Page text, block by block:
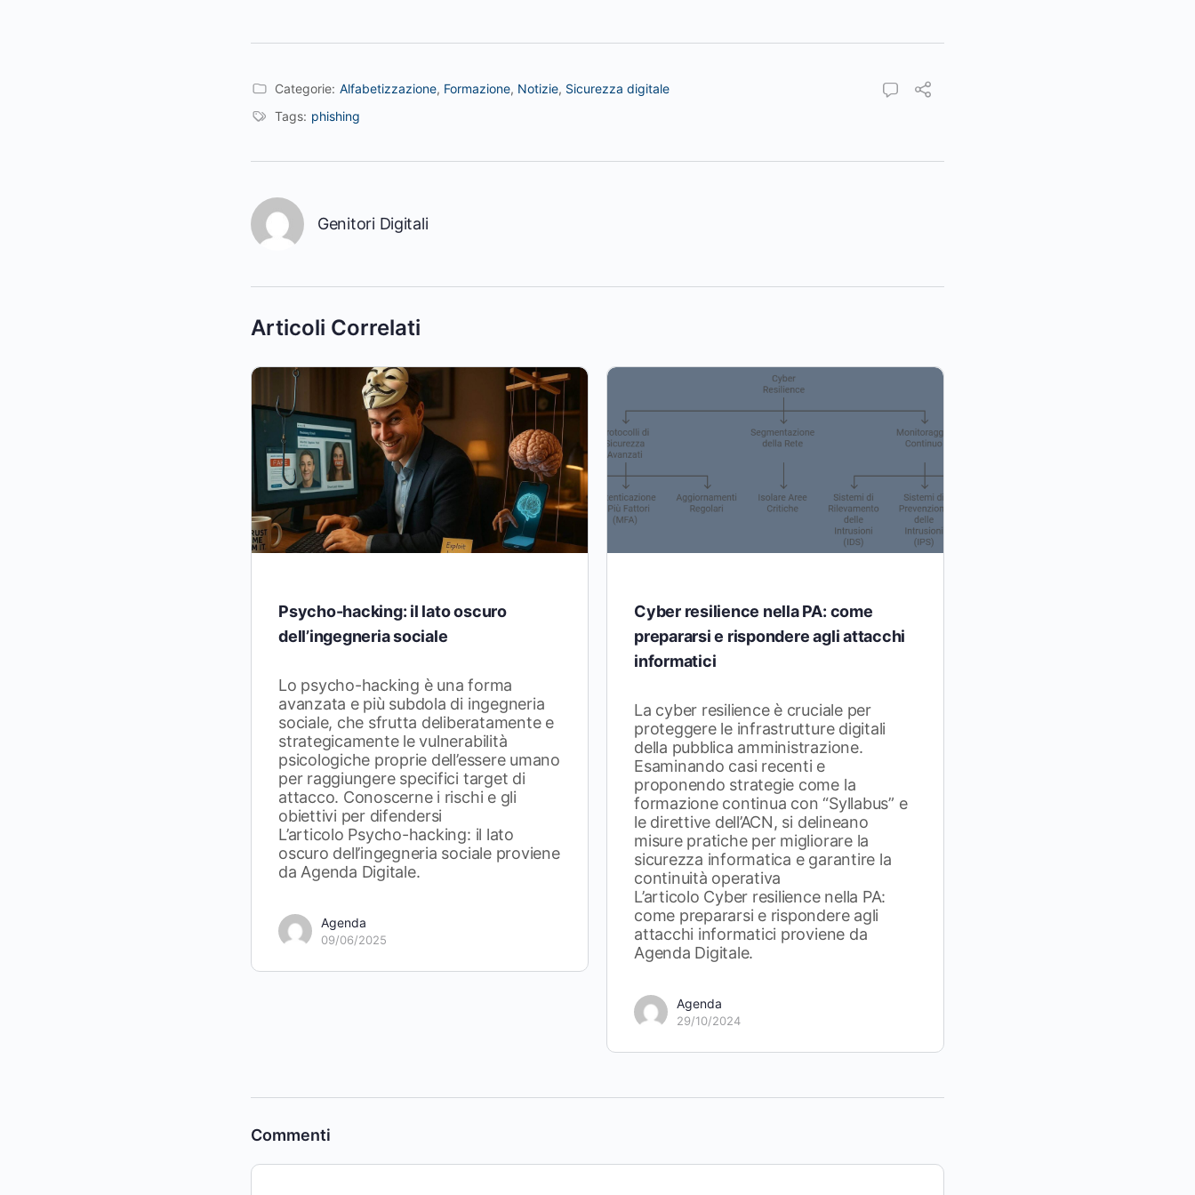
Categorie: Alfabetizzazione, Formazione, Notizie, Sicurezza digitale
Tags: phishing
Genitori Digitali
Articoli Correlati
Psycho-hacking: il lato oscuro
dell’ingegneria sociale
Lo psycho-hacking è una forma
avanzata e più subdola di ingegneria
sociale, che sfrutta deliberatamente e
strategicamente le vulnerabilità
psicologiche proprie dell’essere umano
per raggiungere specifici target di
attacco. Conoscerne i rischi e gli
obiettivi per difendersi
L’articolo Psycho-hacking: il lato
oscuro dell’ingegneria sociale proviene
da Agenda Digitale.
Agenda
09/06/2025
Cyber resilience nella PA: come
prepararsi e rispondere agli attacchi
informatici
La cyber resilience è cruciale per
proteggere le infrastrutture digitali
della pubblica amministrazione.
Esaminando casi recenti e
proponendo strategie come la
formazione continua con “Syllabus” e
le direttive dell’ACN, si delineano
misure pratiche per migliorare la
sicurezza informatica e garantire la
continuità operativa
L’articolo Cyber resilience nella PA:
come prepararsi e rispondere agli
attacchi informatici proviene da
Agenda Digitale.
Agenda
29/10/2024
Commenti